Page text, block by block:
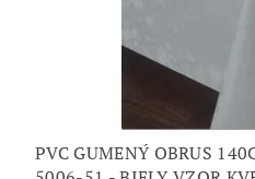
PVC GUMENÝ OBRUS